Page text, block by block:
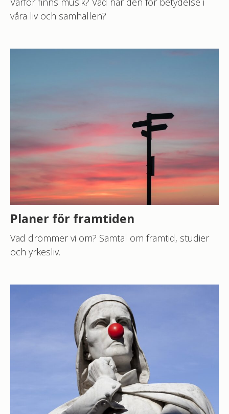
våra liv och samhällen?
Planer för framtiden
Vad drömmer vi om? Samtal om framtid, studier
och yrkesliv.